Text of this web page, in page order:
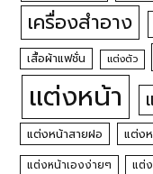
เครื่องสำอาง
เสื้อผ้าแฟชั่น แต่งตัว
แต่งหน้า
แต่งหน้าสายฝอ แต่ง
แต่งหน้าเองง่ายๆ แต่